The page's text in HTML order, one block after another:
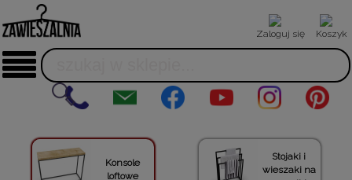
Zaloguj się Koszyk
Konsole
loftowe
Stojaki i
wieszaki na